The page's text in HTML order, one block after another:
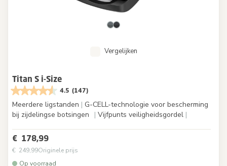
Vergelijken
Titan S i-Size
4.5 (147)
Meerdere ligstanden | G-CELL-technologie voor bescherming
bij zijdelingse botsingen | Vijfpunts veiligheidsgordel |
€ 178,99
€ 249,99Originele prijs
Op voorraad